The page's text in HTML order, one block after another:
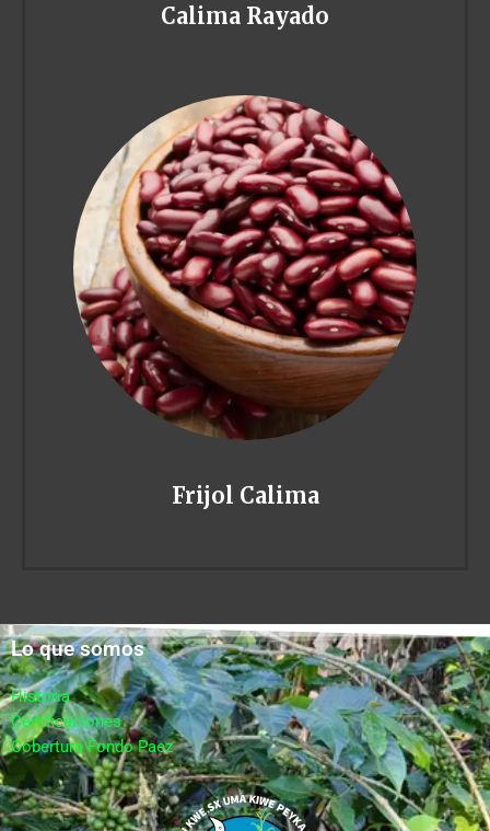
Calima Rayado
Frijol Calima
Lo que somos
Historia
Certificaciones
Cobertura Fondo Paez